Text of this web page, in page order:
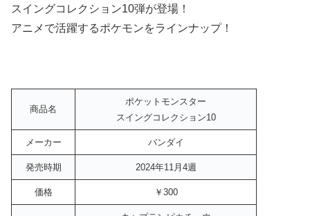
スイングコレクション10弾が登場！
アニメで活躍するポケモンをラインナップ！
商品名
ポケットモンスター
スイングコレクション10
メーカー バンダイ
発売時期 2024年11月4週
価格 ￥300